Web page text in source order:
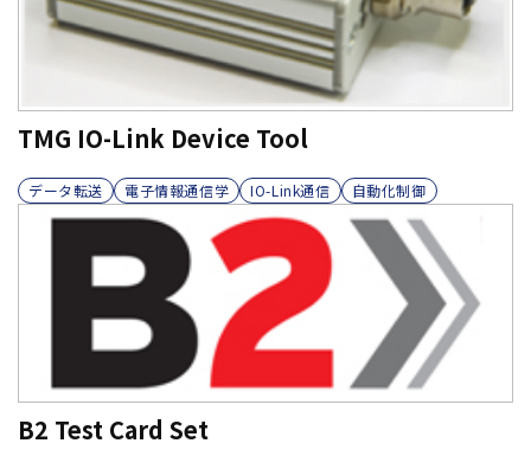
TMG IO-Link Device Tool
データ転送 電子情報通信学 IO-Link通信 自動化制御
B2 Test Card Set